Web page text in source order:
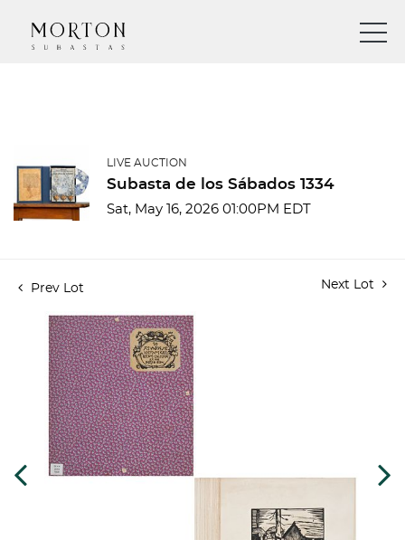
LIVE AUCTION
Subasta de los Sábados 1334
Sat, May 16, 2026 01:00PM EDT
Prev Lot Next Lot